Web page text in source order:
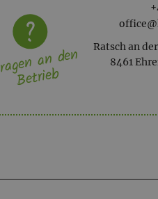
Ratsch an
8461
an den
Betrieb